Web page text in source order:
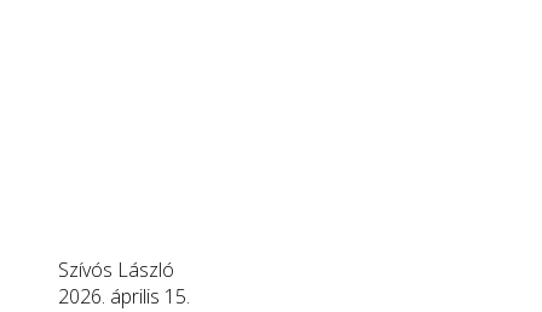
Szívós László
2026. április 15.